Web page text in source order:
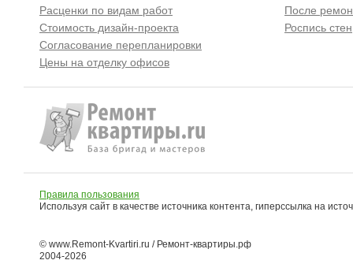
Расценки по видам работ
Стоимость дизайн-проекта
Согласование перепланировки
Цены на отделку офисов
После
Роспись стен
Правила пользования
Используя сайт в качестве источника контента, гиперссылка на
© www.Remont-Kvartiri.ru / Ремонт-квартиры.рф
2004-2026